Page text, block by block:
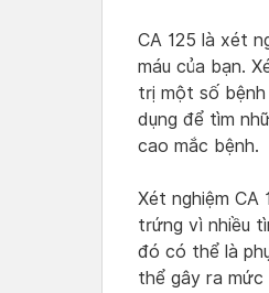
CA 125 là xét
máu của bạn.
trị một số
dụng để tìm
cao mắc bệnh.
Xét nghiệm CA
trứng vì nhiều
đó có thể là
thể gây ra mức